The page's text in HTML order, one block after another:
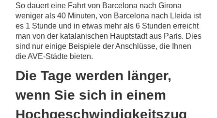
So dauert eine Fahrt von Barcelona nach Girona
weniger als 40 Minuten, von Barcelona nach Lleida ist
es 1 Stunde und in etwas mehr als 6 Stunden erreicht
man von der katalanischen Hauptstadt aus Paris. Dies
sind nur einige Beispiele der Anschlüsse, die Ihnen
die AVE-Städte bieten.
Die Tage werden länger,
wenn Sie sich in einem
Hochgeschwindigkeitszug